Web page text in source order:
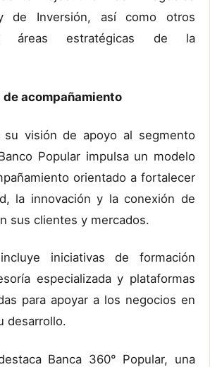
y de Inversión, así como otros
áreas estratégicas de la
acompañamiento
visión de apoyo al segmento
Popular impulsa un modelo
orientado a fortalecer
la innovación y la conexión de
sus clientes y mercados.
iniciativas de formación
especializada y plataformas
para apoyar a los negocios en
desarrollo.
Banca 360° Popular, una